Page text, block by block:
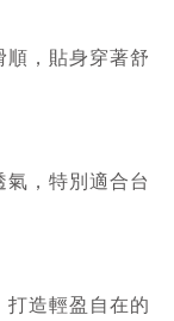
順，貼身穿著舒
，特別適合台
打造輕盈自在的